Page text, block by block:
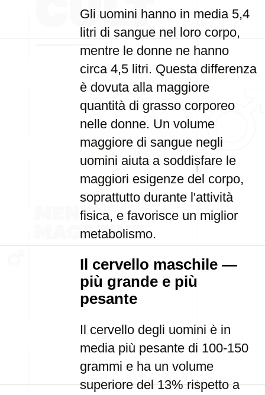
Gli uomini hanno in media 5,4
litri di sangue nel loro corpo,
mentre le donne ne hanno
circa 4,5 litri. Questa differenza
è dovuta alla maggiore
quantità di grasso corporeo
nelle donne. Un volume
maggiore di sangue negli
uomini aiuta a soddisfare le
maggiori esigenze del corpo,
soprattutto durante l'attività
fisica, e favorisce un miglior
metabolismo.
Il cervello maschile —
più grande e più
pesante
Il cervello degli uomini è in
media più pesante di 100-150
grammi e ha un volume
superiore del 13% rispetto a